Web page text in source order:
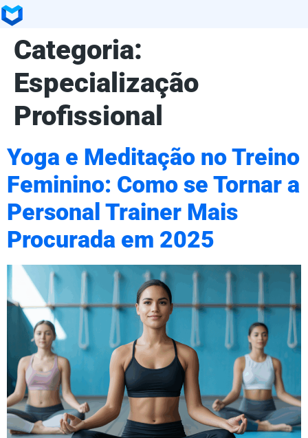
Categoria:
Especialização
Profissional
Yoga e Meditação no Treino
Feminino: Como se Tornar a
Personal Trainer Mais
Procurada em 2025